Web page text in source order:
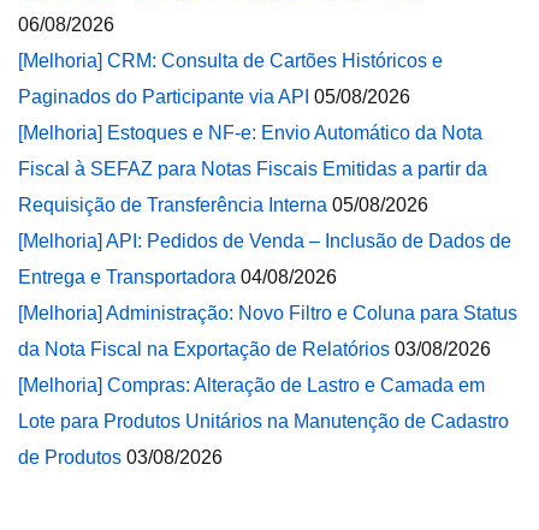
06/08/2026
[Melhoria] CRM: Consulta de Cartões Históricos e
Paginados do Participante via API 05/08/2026
[Melhoria] Estoques e NF-e: Envio Automático da Nota
Fiscal à SEFAZ para Notas Fiscais Emitidas a partir da
Requisição de Transferência Interna 05/08/2026
[Melhoria] API: Pedidos de Venda – Inclusão de Dados de
Entrega e Transportadora 04/08/2026
[Melhoria] Administração: Novo Filtro e Coluna para Status
da Nota Fiscal na Exportação de Relatórios 03/08/2026
[Melhoria] Compras: Alteração de Lastro e Camada em
Lote para Produtos Unitários na Manutenção de Cadastro
de Produtos 03/08/2026